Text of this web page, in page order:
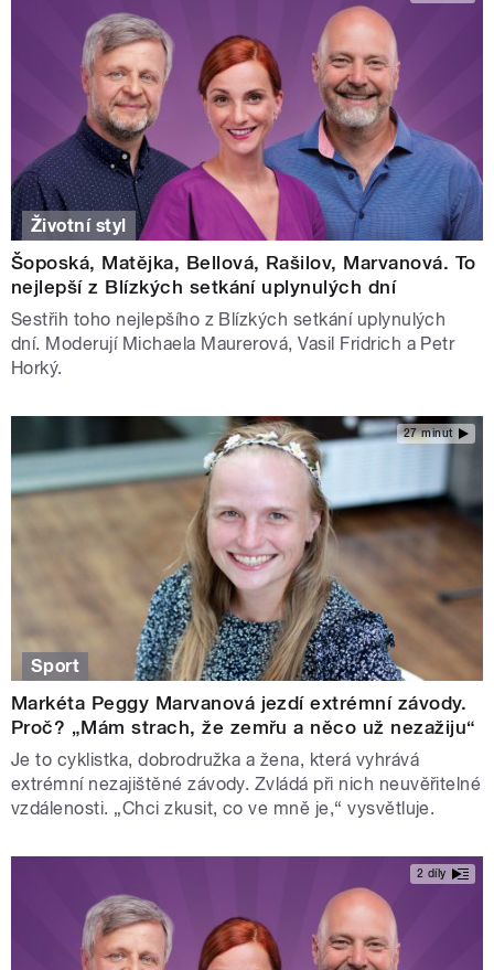
Životní styl
Šoposká, Matějka, Bellová, Rašilov, Marvanová. To
nejlepší z Blízkých setkání uplynulých dní
Sestřih toho nejlepšího z Blízkých setkání uplynulých
dní. Moderují Michaela Maurerová, Vasil Fridrich a Petr
Horký.
27 minut
Sport
Markéta Peggy Marvanová jezdí extrémní závody.
Proč? „Mám strach, že zemřu a něco už nezažiju“
Je to cyklistka, dobrodružka a žena, která vyhrává
extrémní nezajištěné závody. Zvládá při nich neuvěřitelné
vzdálenosti. „Chci zkusit, co ve mně je,“ vysvětluje.
2 díly